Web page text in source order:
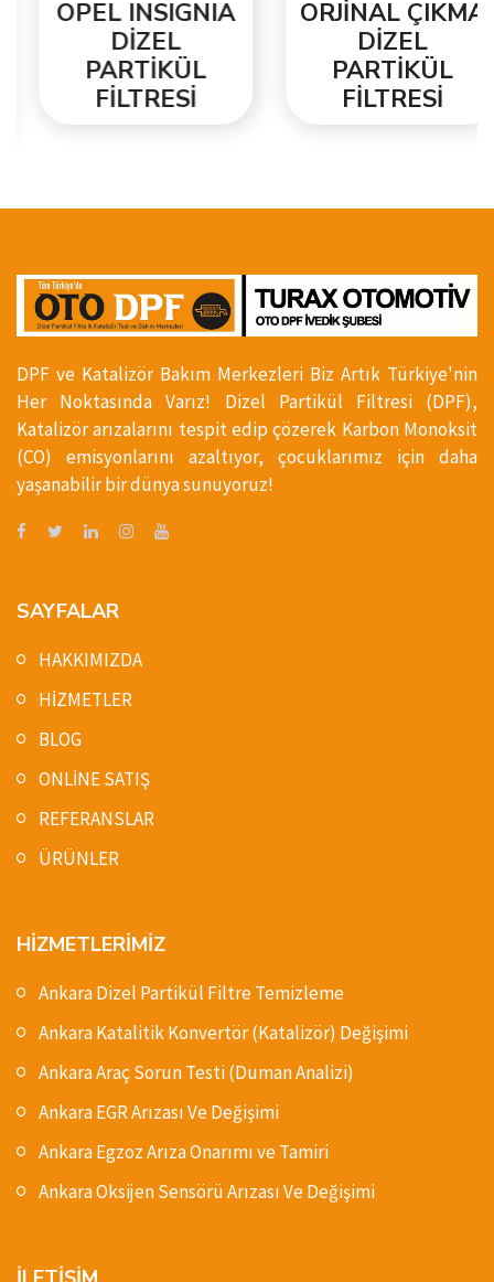
OPEL INSIGNIA
DİZEL
PARTİKÜL
FİLTRESİ
ORJİNAL ÇIKMA
DİZEL
PARTİKÜL
FİLTRESİ
DPF ve Katalizör Bakım Merkezleri Biz Artık Türkiye'nin
Her Noktasında Varız! Dizel Partikül Filtresi (DPF),
Katalizör arızalarını tespit edip çözerek Karbon Monoksit
(CO) emisyonlarını azaltıyor, çocuklarımız için daha
yaşanabilir bir dünya sunuyoruz!
SAYFALAR
HAKKIMIZDA
HİZMETLER
BLOG
ONLİNE SATIŞ
REFERANSLAR
ÜRÜNLER
HİZMETLERİMİZ
Ankara Dizel Partikül Filtre Temizleme
Ankara Katalitik Konvertör (Katalizör) Değişimi
Ankara Araç Sorun Testi (Duman Analizi)
Ankara EGR Arızası Ve Değişimi
Ankara Egzoz Arıza Onarımı ve Tamiri
Ankara Oksijen Sensörü Arızası Ve Değişimi